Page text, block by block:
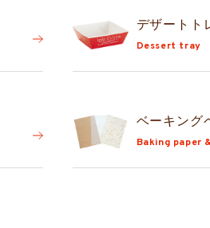
デザートト
Dessert tray
ベーキング
Baking paper